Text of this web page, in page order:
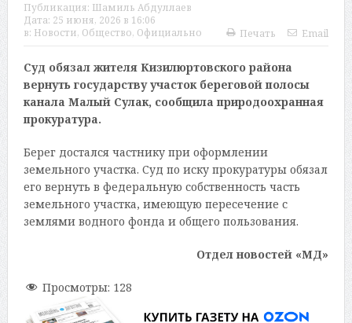
Публикация: Шамиль Абдуллаев
Дата: 25 июня, 2026 в 16:06
в: Новости, Общество, Официально Печать Email
Суд обязал жителя Кизилюртовского района
вернуть государству участок береговой полосы
канала Малый Сулак, сообщила природоохранная
прокуратура.
Берег достался частнику при оформлении
земельного участка. Суд по иску прокуратуры обязал
его вернуть в федеральную собственность часть
земельного участка, имеющую пересечение с
землями водного фонда и общего пользования.
Отдел новостей «МД»
Просмотры: 128